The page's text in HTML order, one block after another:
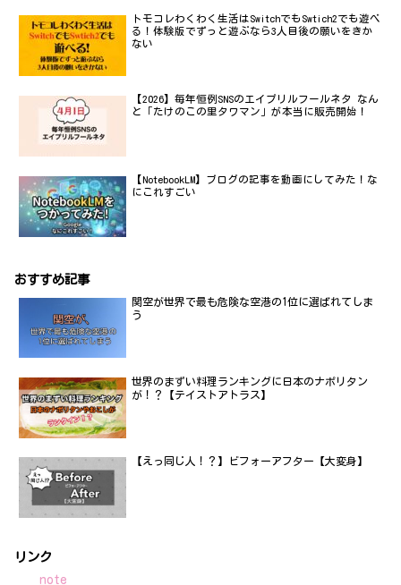
トモコレわくわく生活はSwitchでもSwtich2でも遊べ
る！体験版でずっと遊ぶなら3人目後の願いをきか
ない
【2026】毎年恒例SNSのエイプリルフールネタ なん
と「たけのこの里タワマン」が本当に販売開始！
【NotebookLM】ブログの記事を動画にしてみた！な
にこれすごい
おすすめ記事
関空が世界で最も危険な空港の1位に選ばれてしま
う
世界のまずい料理ランキングに日本のナポリタン
が！？【テイストアトラス】
【えっ同じ人！？】ビフォーアフター【大変身】
リンク
note